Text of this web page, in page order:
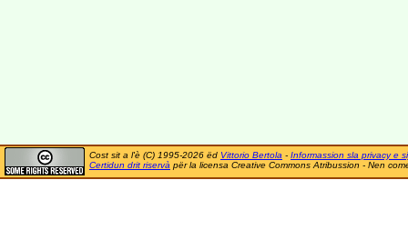
Cost sit a l'è (C) 1995-2026 ëd Vittorio Bertola - Informassion sla privacy e
Certidun drit riservà për la licensa Creative Commons Atribussion - Nen